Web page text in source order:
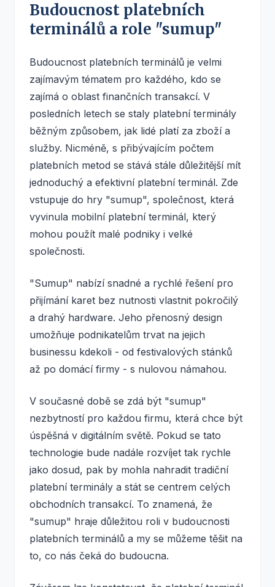
Budoucnost platebních
terminálů a role "sumup"
Budoucnost platebních terminálů je velmi
zajímavým tématem pro každého, kdo se
zajímá o oblast finančních transakcí. V
posledních letech se staly platební terminály
běžným způsobem, jak lidé platí za zboží a
služby. Nicméně, s přibývajícím počtem
platebních metod se stává stále důležitější mít
jednoduchý a efektivní platební terminál. Zde
vstupuje do hry "sumup", společnost, která
vyvinula mobilní platební terminál, který
mohou použít malé podniky i velké
společnosti.
"Sumup" nabízí snadné a rychlé řešení pro
přijímání karet bez nutnosti vlastnit pokročilý
a drahý hardware. Jeho přenosný design
umožňuje podnikatelům trvat na jejich
businessu kdekoli - od festivalových stánků
až po domácí firmy - s nulovou námahou.
V současné době se zdá být "sumup"
nezbytností pro každou firmu, která chce být
úspěšná v digitálním světě. Pokud se tato
technologie bude nadále rozvíjet tak rychle
jako dosud, pak by mohla nahradit tradiční
platební terminály a stát se centrem celých
obchodních transakcí. To znamená, že
"sumup" hraje důležitou roli v budoucnosti
platebních terminálů a my se můžeme těšit na
to, co nás čeká do budoucna.